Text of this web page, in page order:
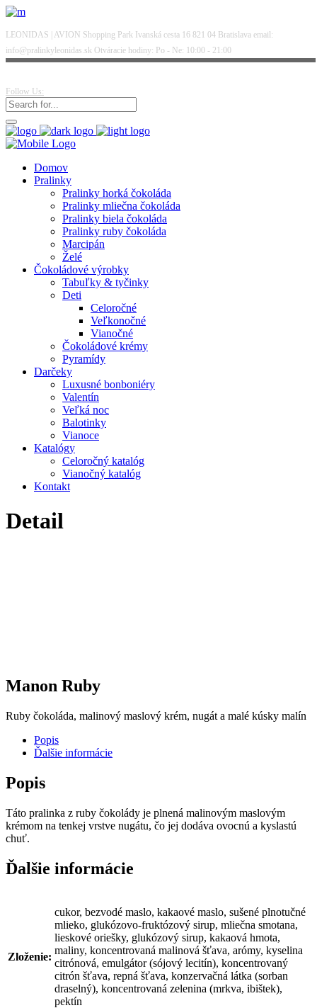
LEONIDAS | AVION Shopping Park Ivanská cesta 16 821 04 Bratislava email:
info@pralinkyleonidas.sk Otváracie hodiny: Po - Ne: 10:00 - 21:00
Follow Us:
Domov
Pralinky
Pralinky horká čokoláda
Pralinky mliečna čokoláda
Pralinky biela čokoláda
Pralinky ruby čokoláda
Marcipán
Želé
Čokoládové výrobky
Tabuľky & tyčinky
Deti
Celoročné
Veľkonočné
Vianočné
Čokoládové krémy
Pyramídy
Darčeky
Luxusné bonboniéry
Valentín
Veľká noc
Balotinky
Vianoce
Katalógy
Celoročný katalóg
Vianočný katalóg
Kontakt
Detail
Manon Ruby
Ruby čokoláda, malinový maslový krém, nugát a malé kúsky malín
Popis
Ďalšie informácie
Popis
Táto pralinka z ruby čokolády je plnená malinovým maslovým
krémom na tenkej vrstve nugátu, čo jej dodáva ovocnú a kyslastú
chuť.
Ďalšie informácie
Zloženie:
cukor, bezvodé maslo, kakaové maslo, sušené plnotučné
mlieko, glukózovo-fruktózový sirup, mliečna smotana,
lieskové oriešky, glukózový sirup, kakaová hmota,
maliny, koncentrovaná malinová šťava, arómy, kyselina
citrónová, emulgátor (sójový lecitín), koncentrovaný
citrón šťava, repná šťava, konzervačná látka (sorban
draselný), koncentrovaná zelenina (mrkva, ibištek),
pektín